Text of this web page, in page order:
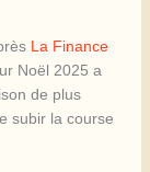
La Finance
Noël 2025 a
de plus
subir la course